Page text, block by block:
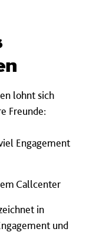
lohnt sich
Freunde:
Engagement
Callcenter
in
und